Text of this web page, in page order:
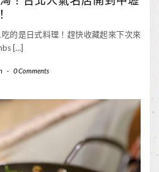
的是日式料理！趕快收藏起來下次來
[…]
- 0 Comments